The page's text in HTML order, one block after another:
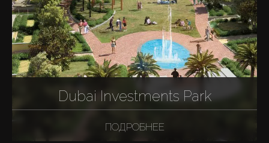
Dubai Investments Park
ПОДРОБНЕЕ